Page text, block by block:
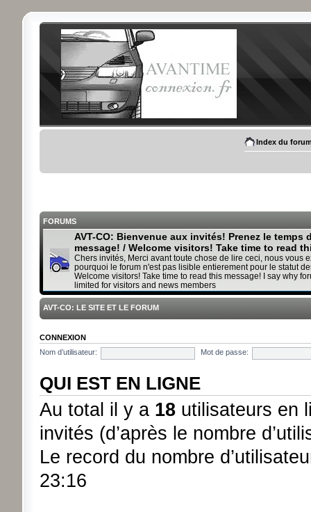
Index du
FORUMS
AVT-CO: Bienvenue aux invités! Prenez le temps
message! / Welcome visitors! Take time to read
Chers invités, Merci avant toute chose de lire ceci, nous vous
pourquoi le forum n'est pas lisible entierement pour le statut
Welcome visitors! Take time to read this message! I say why
limited for visitors and news members
AVT-CO: LE SITE ET LE FORUM
CONNEXION
Nom d’utilisateur:
Mot de passe:
QUI EST EN LIGNE
Au total il y a 18utilisateurs en
invités (d’après le nombre
Le record du nombre
23:16